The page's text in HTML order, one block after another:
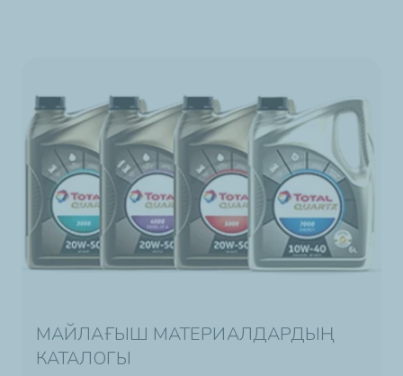
МАЙЛАҒЫШ МАТЕРИАЛДАРДЫҢ
КАТАЛОГЫ